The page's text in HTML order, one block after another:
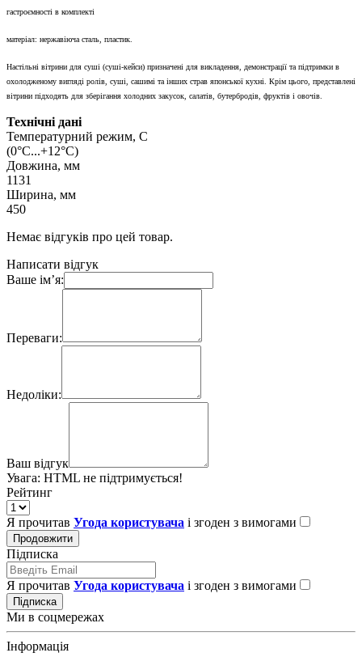
гастроємності в комплекті
матеріал: нержавіюча сталь, пластик.
Настільні вітрини для суші (суші-кейси) призначені для викладення, демонстрації та підтримки в
охолодженому вигляді ролів, суші, сашимі та інших страв японської кухні. Крім цього, представлені
вітрини підходять для зберігання холодних закусок, салатів, бутербродів, фруктів і овочів.
Технічні дані
Температурний режим, С
(0°С...+12°С)
Довжина, мм
1131
Ширина, мм
450
Немає відгуків про цей товар.
Написати відгук
Ваше ім’я:
Переваги:
Недоліки:
Ваш відгук
Увага: HTML не підтримується!
Рейтинг
Я прочитав Угода користувача і згоден з вимогами
Продовжити
Підписка
Я прочитав Угода користувача і згоден з вимогами
Підписка
Ми в соцмережах
Інформація